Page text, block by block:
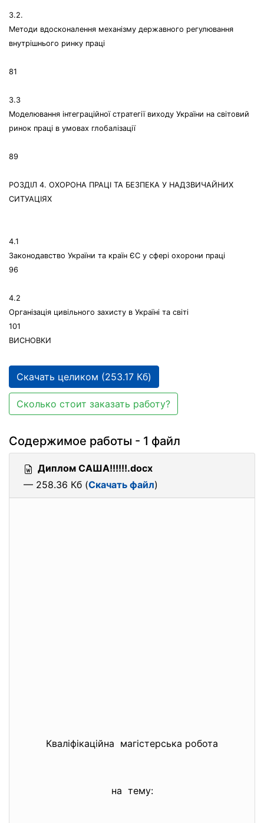
3.2.
Методи вдосконалення механізму державного регулювання
внутрішнього ринку праці
81
3.3
Моделювання інтеграційної стратегії виходу України на світовий
ринок праці в умовах глобалізації
89
РОЗДІЛ 4. ОХОРОНА ПРАЦІ ТА БЕЗПЕКА У НАДЗВИЧАЙНИХ
СИТУАЦІЯХ
4.1
Законодавство України та країн ЄС у сфері охорони праці
96
4.2
Організація цивільного захисту в Україні та світі
101
ВИСНОВКИ
Скачать целиком (253.17 Кб)
Сколько стоит заказать работу?
Содержимое работы - 1 файл
Диплом САША!!!!!!.docx
— 258.36 Кб (Скачать файл)
Кваліфікаційна магістерська робота
на тему: